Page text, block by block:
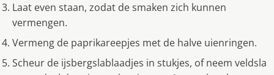
Laat even staan, zodat de smaken zich kunnen
vermengen.
Vermeng de paprikareepjes met de halve uienringen.
Scheur de ijsbergslablaadjes in stukjes, of neem veldsla